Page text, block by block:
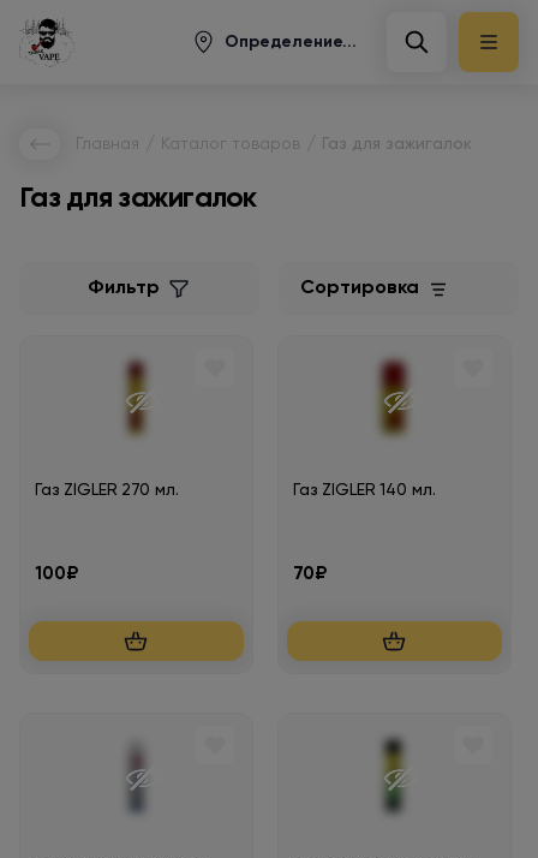
Определение...
Главная Каталог товаров Газ для зажигалок
Газ для зажигалок
Фильтр Сортировка
Газ ZIGLER 270 мл.
100₽
Газ ZIGLER 140 мл.
70₽